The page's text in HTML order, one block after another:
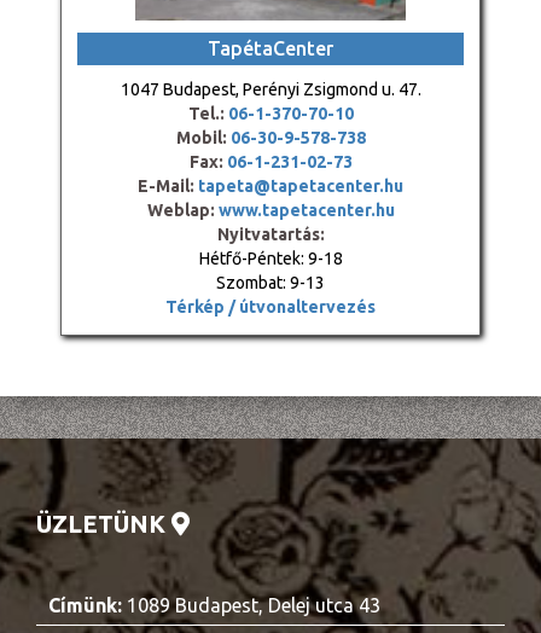
TapétaCenter
1047 Budapest, Perényi Zsigmond u. 47.
Tel.: 06-1-370-70-10
Mobil: 06-30-9-578-738
Fax: 06-1-231-02-73
E-Mail: tapeta@tapetacenter.hu
Weblap: www.tapetacenter.hu
Nyitvatartás:
Hétfő-Péntek: 9-18
Szombat: 9-13
Térkép / útvonaltervezés
ÜZLETÜNK
Címünk: 1089 Budapest, Delej utca 43